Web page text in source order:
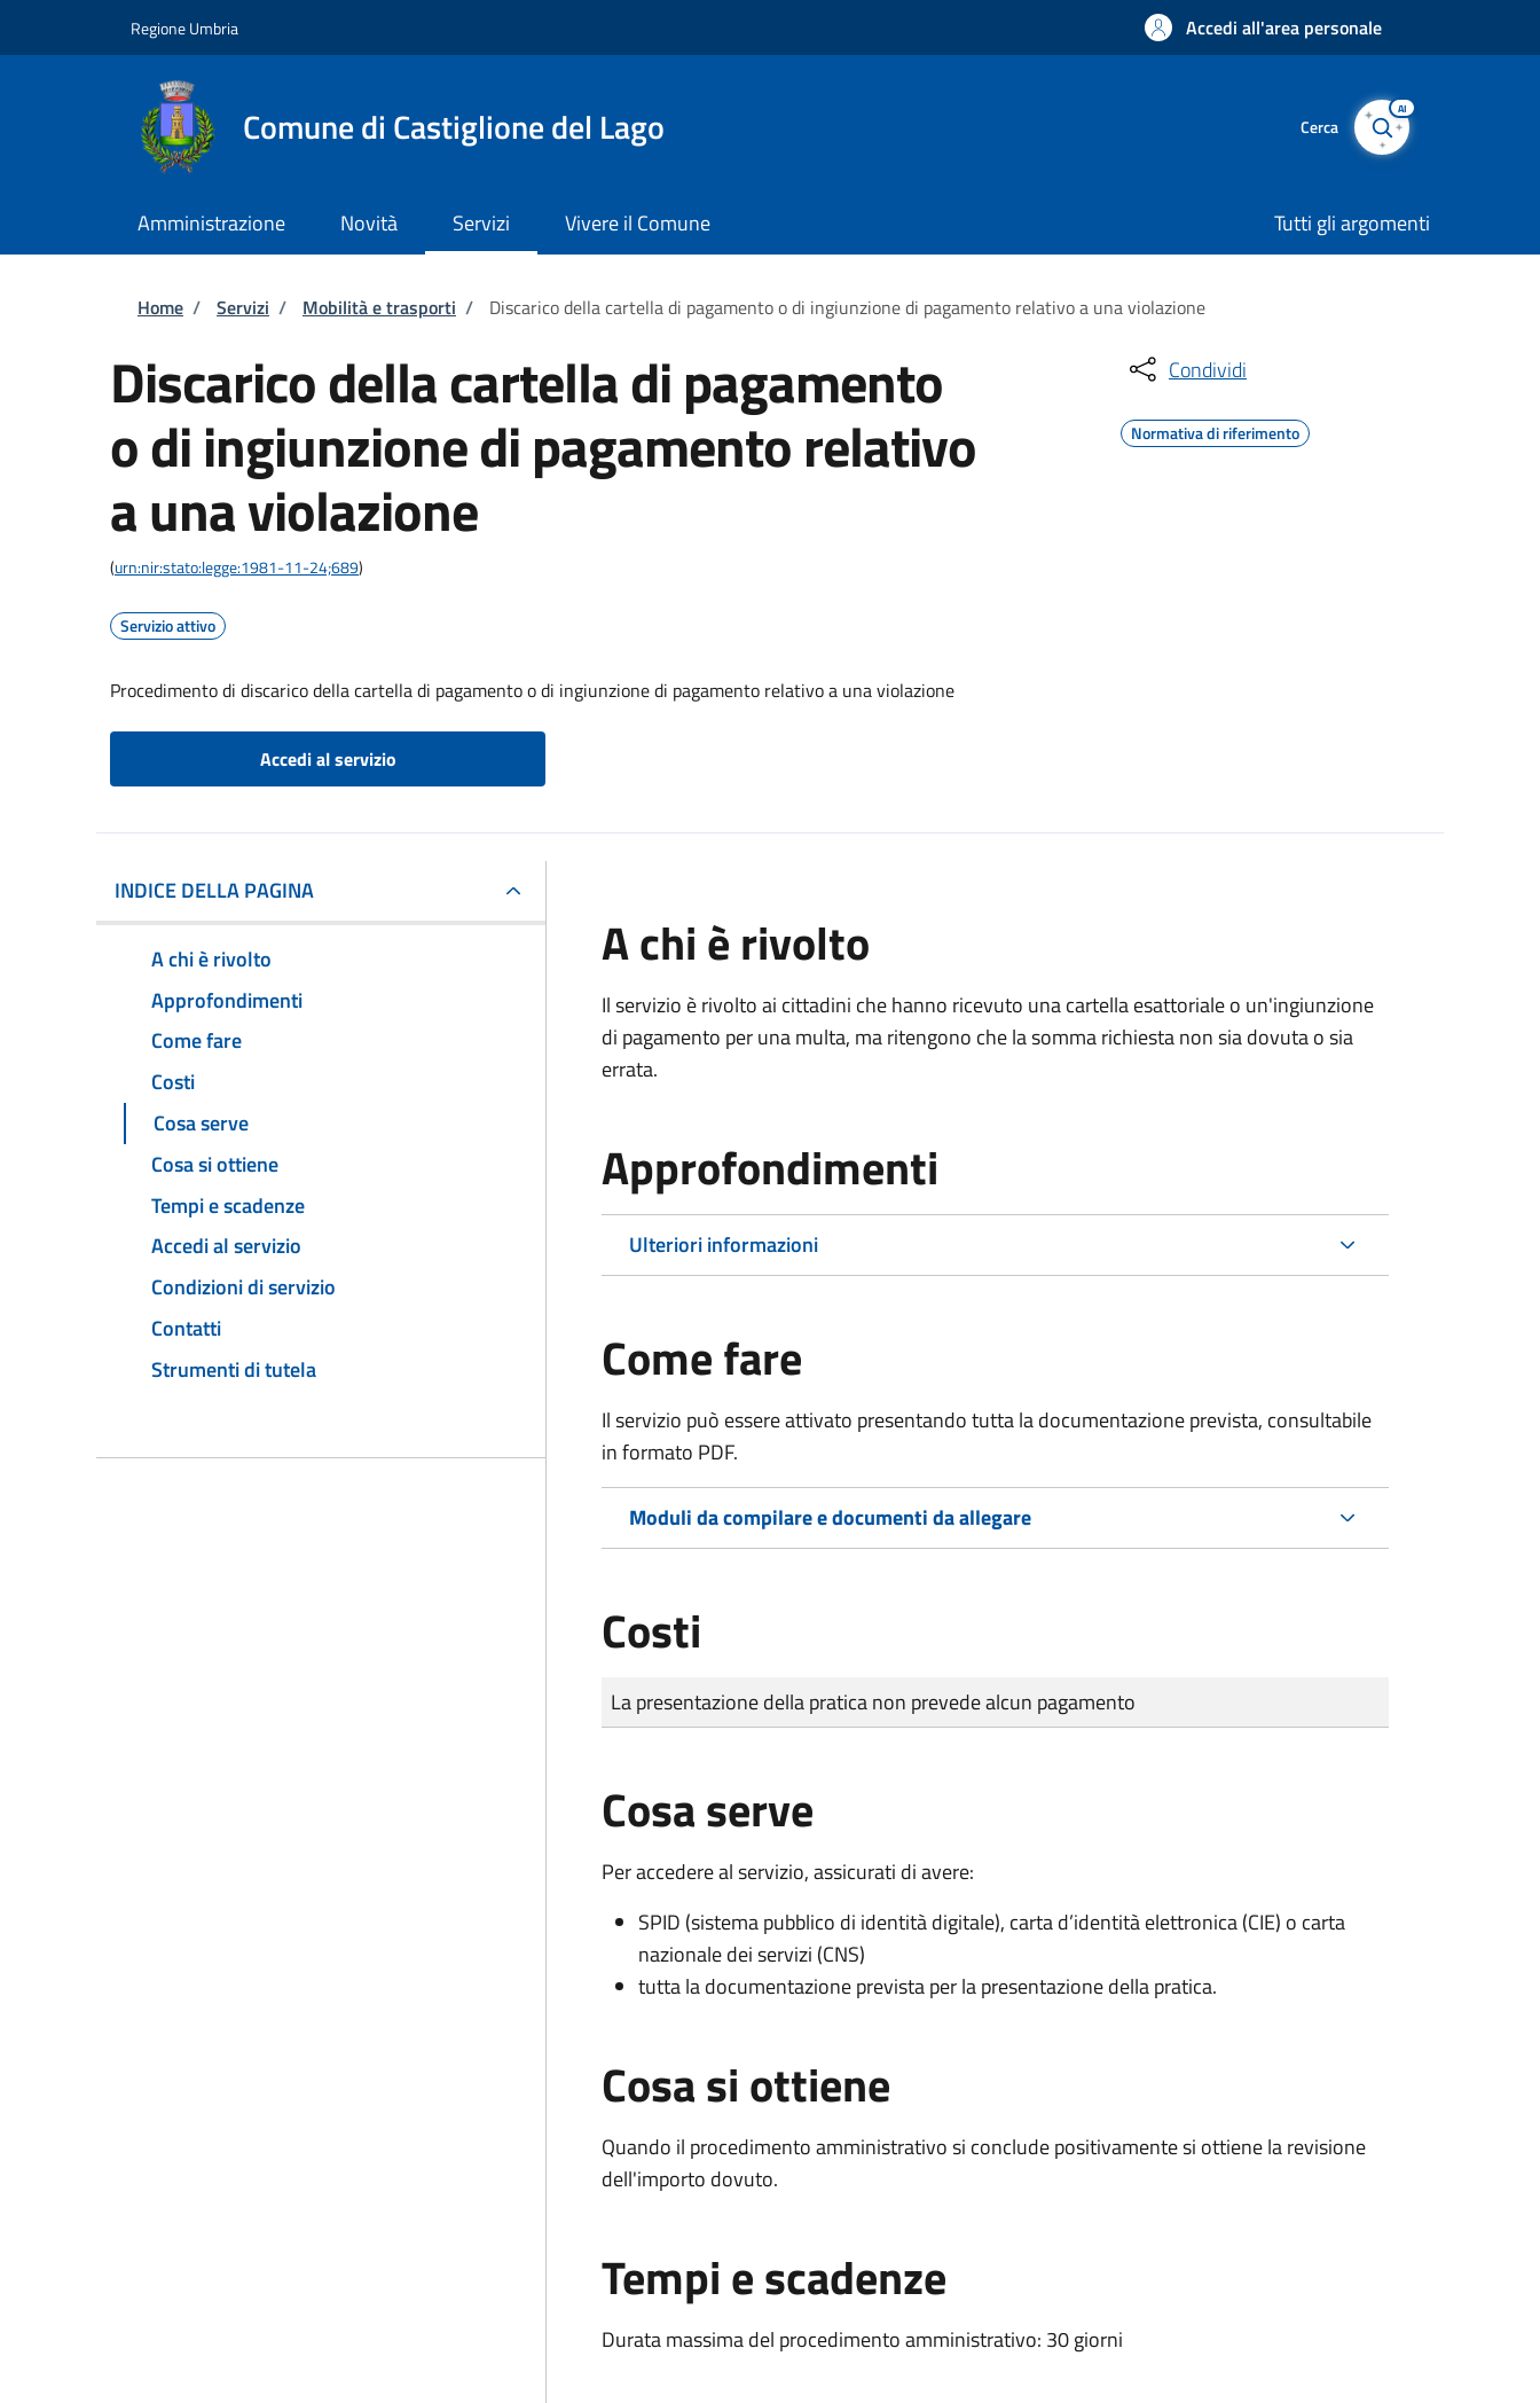
Regione Umbria Accedi all'area personale
Comune di Castiglione del Lago Cerca
AI
Amministrazione Novità Servizi Vivere il Comune Tutti gli argomenti
Briciole di pane
Home / Servizi / Mobilità e trasporti / Discarico della cartella di pagamento o di ingiunzione di pagamento relativo a una violazione
Discarico della cartella di pagamento
o di ingiunzione di pagamento relativo
a una violazione
(urn:nir:stato:legge:1981-11-24;689)
Servizio attivo
Procedimento di discarico della cartella di pagamento o di ingiunzione di pagamento relativo a una violazione
Accedi al servizio
Condividi
Normativa di riferimento
INDICE DELLA PAGINA
A chi è rivolto
Approfondimenti
Come fare
Costi
Cosa serve
Cosa si ottiene
Tempi e scadenze
Accedi al servizio
Condizioni di servizio
Contatti
Strumenti di tutela
A chi è rivolto
Il servizio è rivolto ai cittadini che hanno ricevuto una cartella esattoriale o un'ingiunzione
di pagamento per una multa, ma ritengono che la somma richiesta non sia dovuta o sia
errata.
Approfondimenti
Ulteriori informazioni
Come fare
Il servizio può essere attivato presentando tutta la documentazione prevista, consultabile
in formato PDF.
Moduli da compilare e documenti da allegare
Costi
Tipo di pagamento
Importo
La presentazione della pratica non prevede alcun pagamento
Cosa serve
Per accedere al servizio, assicurati di avere:
SPID (sistema pubblico di identità digitale), carta d’identità elettronica (CIE) o carta
nazionale dei servizi (CNS)
tutta la documentazione prevista per la presentazione della pratica.
Cosa si ottiene
Quando il procedimento amministrativo si conclude positivamente si ottiene la revisione
dell'importo dovuto.
Tempi e scadenze
Durata massima del procedimento amministrativo: 30 giorni